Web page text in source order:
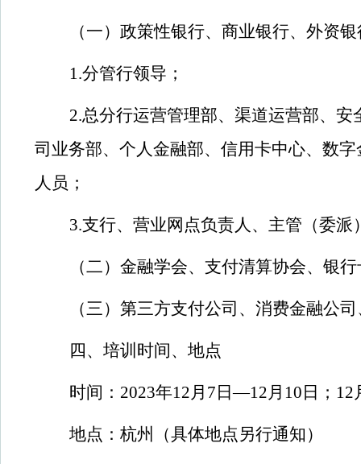
（一）政策性银行、商业银行、外资
1.分管行领导；
2.总分行运营管理部、渠道运营部、
司业务部、个人金融部、信用卡中心、数
人员；
3.支行、营业网点负责人、主管（委
（二）金融学会、支付清算协会、银
（三）第三方支付公司、消费金融公
四、培训时间、地点
时间：2023年12月7日—12月10日；12
地点：杭州（具体地点另行通知）